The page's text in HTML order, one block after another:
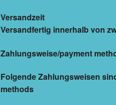
Versandzeit
Versandfertig innerhalb von
Zahlungsweise/payment
Folgende Zahlungsweisen
methods